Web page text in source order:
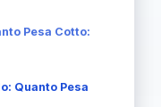
Pesa Cotto:
Quanto Pesa